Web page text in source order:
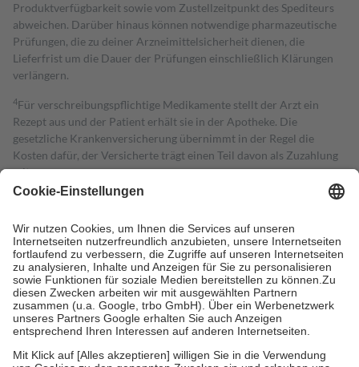
Produktverfügbarkeit sowie vom Zustellzeitpunkt des Spediteurs
abweichen. Darüber hinaus können notwendige pharmazeutische
Prüfungen, die zu deiner Arzneimittelsicherheit dienen, die
Lieferfrist um die Dauer der Prüfungen einschließlich Klärungen
verlängern.
4Für verschreibungspflichtige Medikamente stellt der Arzt ein
Rezept aus und der Patient erhält sie in der Apotheke. Die
gesetzliche Krankenversicherung übernimmt in der Regel die
Kosten dafür, der Versicherte trägt einen Teil davon als Zuzahlung
mit.
Grundsätzlich leisten Mitglieder Zuzahlungen in Höhe von zehn
höchstens zehn Euro.
Es sind jedoch nie mehr als die tatsächlichen
Kosten der Leistung zu entrichten.
Diese Regeln gelten grundsätzlich auch für Online-Apotheken.
Bei Heilmitteln und häuslicher Krankenpflege beträgt die
Zuzahlung zehn Prozent der Kosten sowie zehn Euro je
Verordnung.
Um das Engagement der Versicherten für ihre eigene Gesundheit zu
stärken und die besondere Stellung der Familie zu unterstützen,
fallenkeine Zuzahlungenan bei: